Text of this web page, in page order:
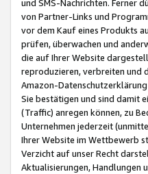
und SMS-Nachrichten. Ferner
von Partner-Links und
vor dem Kauf eines Produkts
prüfen, überwachen und
die auf Ihrer Website
reproduzieren, verbreiten und
Amazon-Datenschutzerklärung
Sie bestätigen und sind damit
(Traffic) anregen können, zu
Unternehmen jederzeit
Ihrer Website im Wettbewerb
Verzicht auf unser Recht
Aktualisierungen, Handlungen